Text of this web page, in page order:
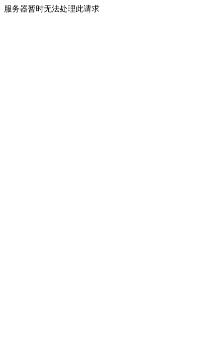
服务器暂时无法处理此请求